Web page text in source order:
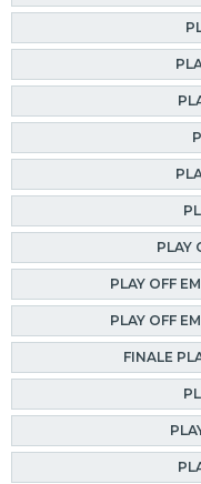
PLAY
PLAY OFF
PLAY OFF
FINALE